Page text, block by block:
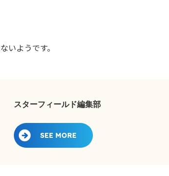
ようです。
スターフィールド編集部
SEE MORE